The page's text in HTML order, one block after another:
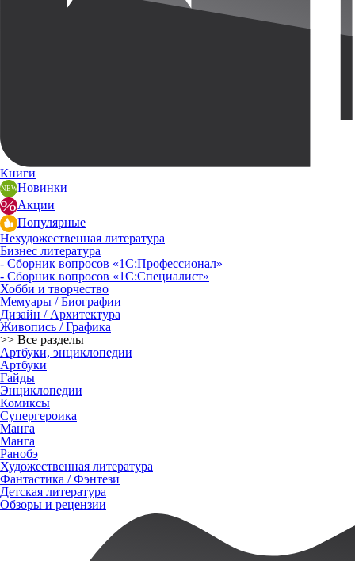
Книги
Новинки
Акции
Популярные
Нехудожественная литература
Бизнес литература
- Сборник вопросов «1С:Профессионал»
- Сборник вопросов «1С:Специалист»
Хобби и творчество
Мемуары / Биографии
Дизайн / Архитектура
Живопись / Графика
>> Все разделы
Артбуки, энциклопедии
Артбуки
Гайды
Энциклопедии
Комиксы
Супергероика
Манга
Манга
Ранобэ
Художественная литература
Фантастика / Фэнтези
Детская литература
Обзоры и рецензии